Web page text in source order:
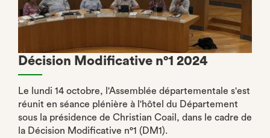
Décision Modificative n°1 2024
Le lundi 14 octobre, l'Assemblée départementale s'est
réunit en séance plénière à l'hôtel du Département
sous la présidence de Christian Coail, dans le cadre de
la Décision Modificative n°1 (DM1).